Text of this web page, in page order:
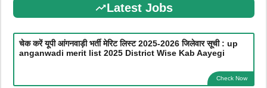
Latest Jobs
चेक करें यूपी आंगनवाड़ी भर्ती मेरिट लिस्ट 2025-2026 जिलेवार सूची : up
anganwadi merit list 2025 District Wise Kab Aayegi
Check Now